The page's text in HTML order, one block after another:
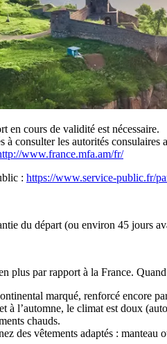
en cours de validité est nécessaire.
consulter les autorités
www.france.mfa.am/fr/
: https://www.service-public.fr/
du départ (ou environ 45 jours
plus par rapport à la France.
marqué, renforcé encore
l’automne, le climat est doux
chauds.
des vêtements adaptés :